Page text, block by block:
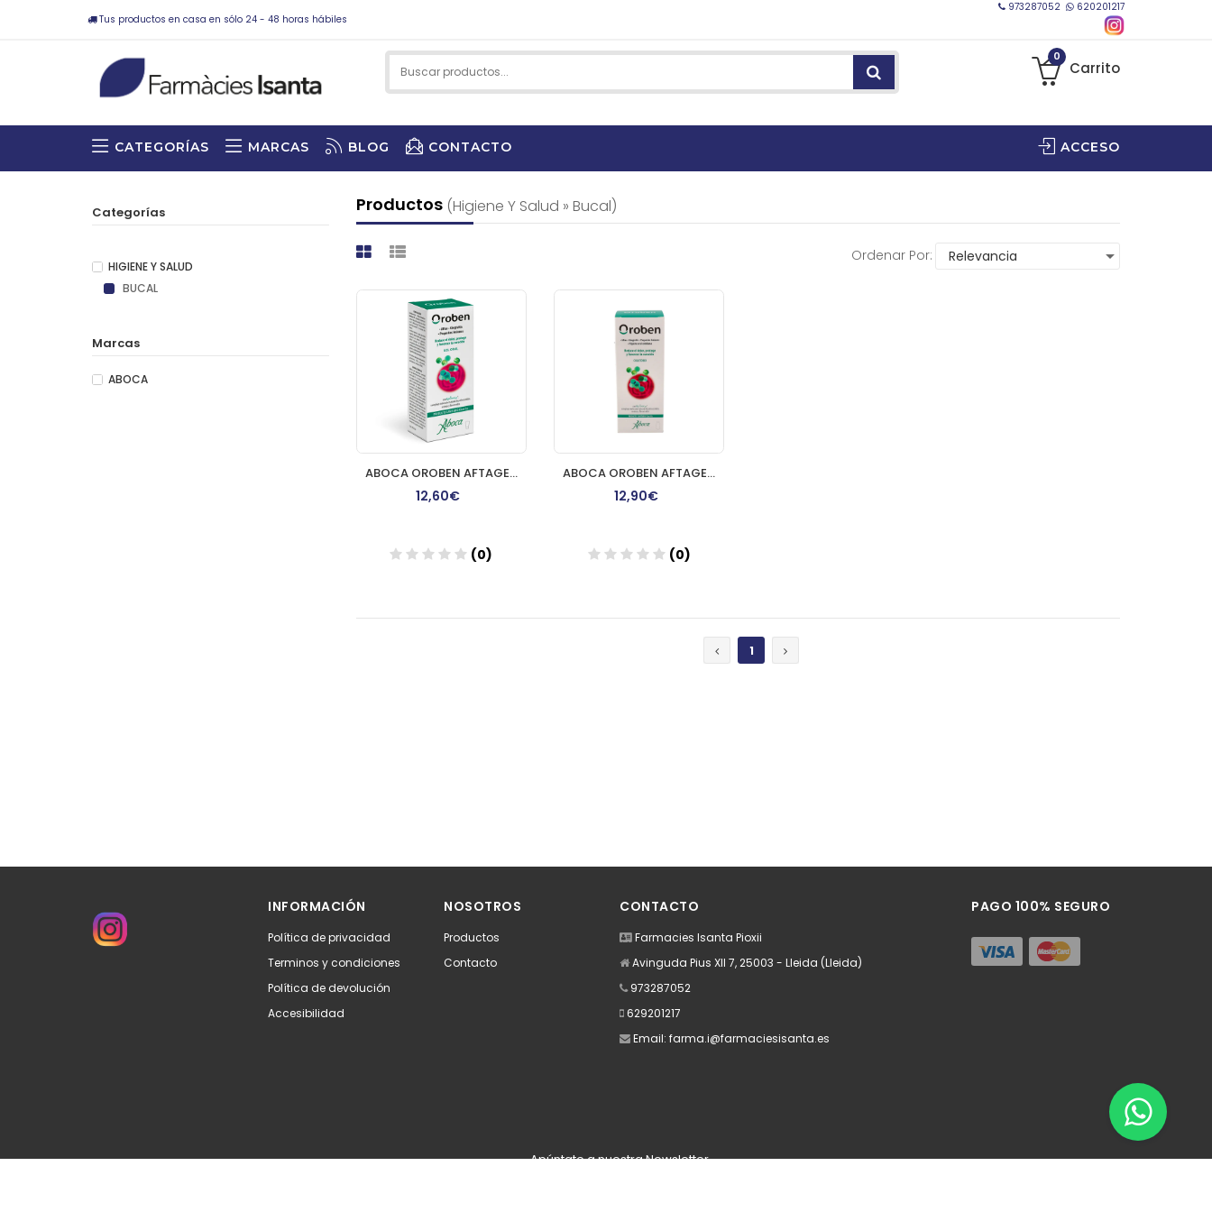
Tus productos en casa en sólo 24 - 48 horas hábiles
973287052 620201217
0
Carrito
CATEGORÍAS MARCAS BLOG CONTACTO ACCESO
Productos (higiene Y Salud » Bucal)
Ordenar Por:
ABOCA OROBEN AFTAGEN GEL ORAL 15 ML
12,60€
(0)
ABOCA OROBEN AFTAGEN COLUTORIO 150 ML
12,90€
(0)
1
Categorías
HIGIENE Y SALUD
BUCAL
Marcas
ABOCA
INFORMACIÓN
Política de privacidad
Terminos y condiciones
Política de devolución
Accesibilidad
NOSOTROS
Productos
Contacto
CONTACTO
Farmacies Isanta Pioxii
Avinguda Pius XII 7, 25003 - Lleida (Lleida)
973287052
629201217
Email: farma.i@farmaciesisanta.es
PAGO 100% SEGURO
Apúntate a nuestra Newsletter